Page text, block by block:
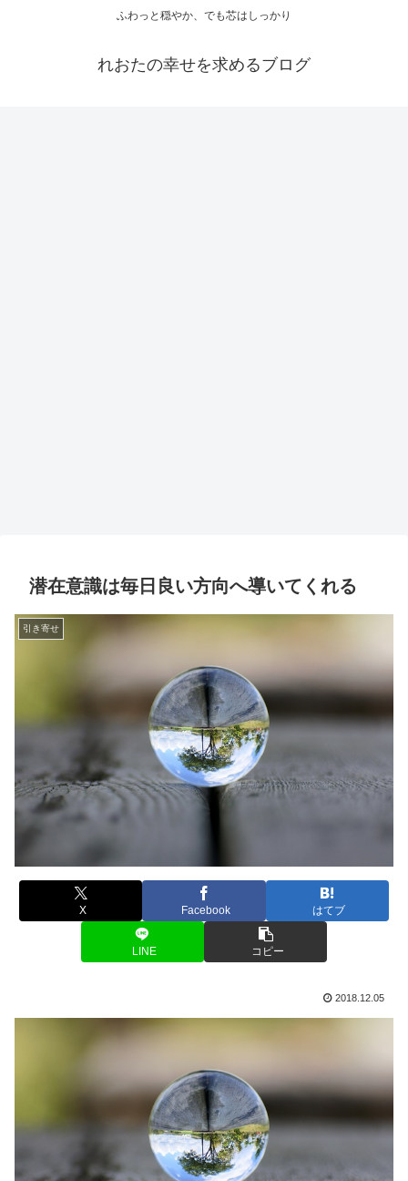
ふわっと穏やか、でも芯はしっかり
れおたの幸せを求めるブログ
潜在意識は毎日良い方向へ導いてくれる
引き寄せ
X Facebook はてブ
LINE コピー
2018.12.05